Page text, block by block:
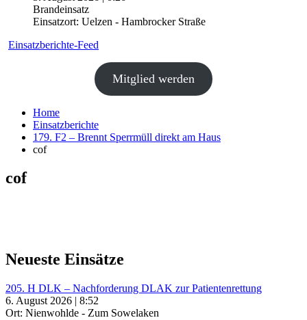
Brandeinsatz
Einsatzort: Uelzen - Hambrocker Straße
Einsatzberichte-Feed
Mitglied werden
Home
Einsatzberichte
179. F2 – Brennt Sperrmüll direkt am Haus
cof
cof
Neueste Einsätze
205. H DLK – Nachforderung DLAK zur Patientenrettung
6. August 2026 | 8:52
Ort: Nienwohlde - Zum Sowelaken